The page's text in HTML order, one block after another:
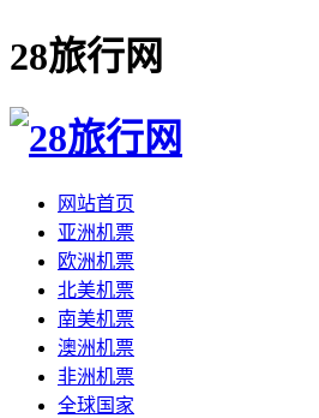
28旅行网
网站首页
亚洲机票
欧洲机票
北美机票
南美机票
澳洲机票
非洲机票
全球国家